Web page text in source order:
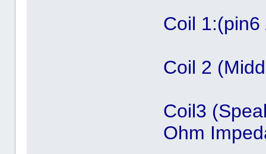
Coil
Coil 2
Coil3
Ohm